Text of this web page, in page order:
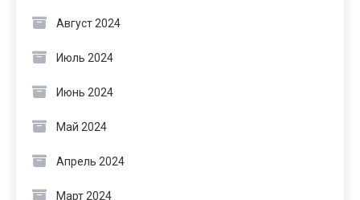
Август 2024
Июль 2024
Июнь 2024
Май 2024
Апрель 2024
Март 2024